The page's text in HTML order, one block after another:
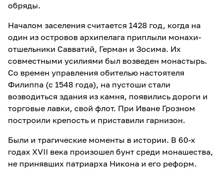
обряды.
Началом заселения считается 1428 год, когда на
один из островов архипелага приплыли монахи-
отшельники Савватий, Герман и Зосима. Их
совместными усилиями был возведен монастырь.
Со времен управления обителью настоятеля
Филиппа (с 1548 года), на пустоши стали
возводиться здания из камня, появились дороги и
торговые лавки, свой флот. При Иване Грозном
построили крепость и приставили гарнизон.
Были и трагические моменты в истории. В 60-х
годах XVII века произошел бунт среди монашества,
не принявших патриарха Никона и его реформ.